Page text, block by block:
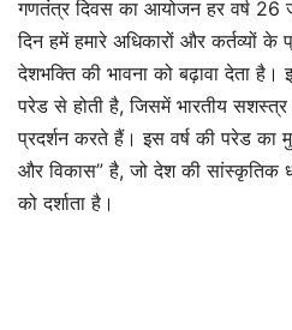
गणतंत्र दिवस का आयोजन हर वर्ष 26
दिन हमें हमारे अधिकारों और कर्तव्यों
देशभक्ति की भावना को बढ़ावा देता
परेड से होती है, जिसमें भारतीय
प्रदर्शन करते हैं। इस वर्ष की परेड का
और विकास” है, जो देश की सांस्कृतिक
को दर्शाता है।